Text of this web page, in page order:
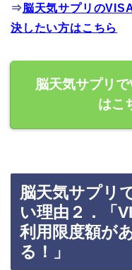
⇒脳天気サプリの
決したい方はこちら
脳天気サプリ
はこ
脳天気サプリ
い理由２．「
利用限度額が
る！」